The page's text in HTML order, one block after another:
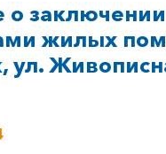
Заказать обратный
жилых
ул.